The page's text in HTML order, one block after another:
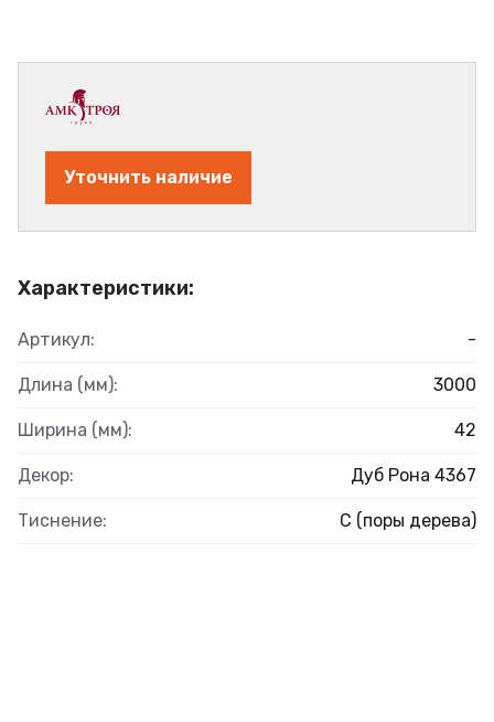
Характеристики:
Артикул: -
Длина (мм): 3000
Ширина (мм): 42
Декор: Дуб Рона 4367
Тиснение: C (поры дерева)
Уточнить наличие